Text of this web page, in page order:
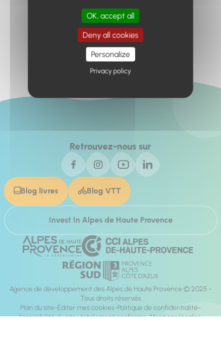
Retour à l'accueil
Retrouvez-nous sur
Blog livres Blog VTT
Invest In Alpes de Haute Provence
Agence de développement des Alpes de Haute Provence © 2025 -
Tous droits réservés
Plan du site Éditer mes cookies Politique de confidentialité
Accessibilité du site : totalement conforme Mentions légales
OK, accept all
Deny all cookies
Personalize
Privacy policy